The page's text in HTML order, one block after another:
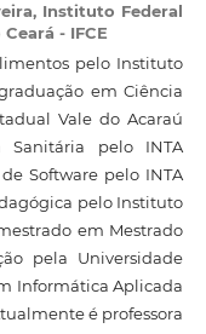
Instituto Federal
- IFCE
pelo Instituto
em Ciência
Vale do Acaraú
Sanitária pelo INTA
Software pelo INTA
pelo Instituto
em Mestrado
pela Universidade
Informática Aplicada
é professora